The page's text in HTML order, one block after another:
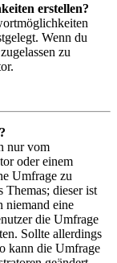
erstellen?
Wenn du
zu
nur vom
oder einem
Umfrage zu
Themas; dieser ist
niemand eine
die Umfrage
Sollte allerdings
kann die Umfrage